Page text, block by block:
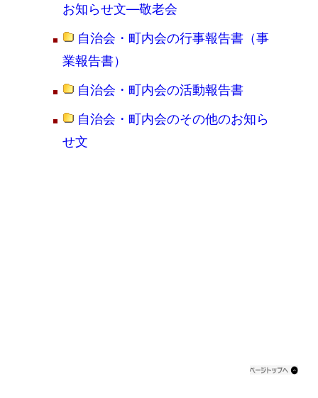
お知らせ文―敬老会
自治会・町内会の行事報告書（事
業報告書）
自治会・町内会の活動報告書
自治会・町内会のその他のお知ら
せ文